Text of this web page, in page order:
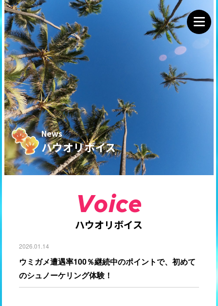
News
ハウオリボイス
Voice
ハウオリボイス
2026.01.14
ウミガメ遭遇率100％継続中のポイントで、初めて
のシュノーケリング体験！